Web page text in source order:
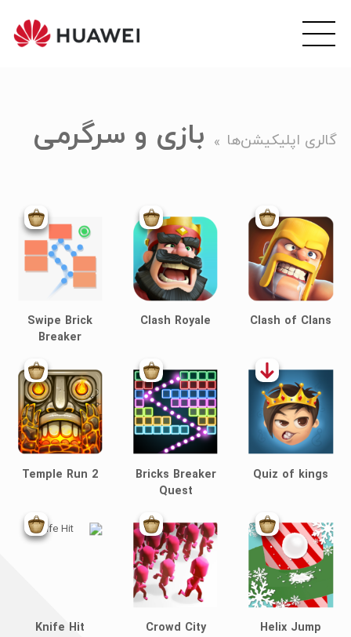
گالری اپلیکیشن‌ها بازی و سرگرمی
Clash of Clans
Clash Royale
Swipe Brick
Breaker
Quiz of kings
Bricks Breaker
Quest
Temple Run 2
Helix Jump
Crowd City
Knife Hit